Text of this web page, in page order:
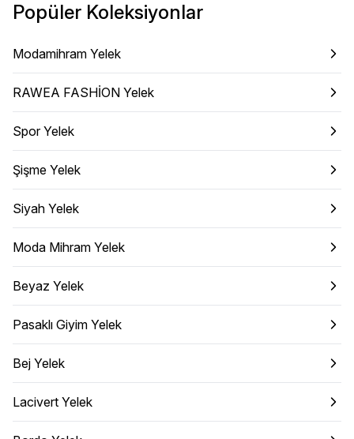
Popüler Koleksiyonlar
Modamihram Yelek
RAWEA FASHİON Yelek
Spor Yelek
Şişme Yelek
Siyah Yelek
Moda Mihram Yelek
Beyaz Yelek
Pasaklı Giyim Yelek
Bej Yelek
Lacivert Yelek